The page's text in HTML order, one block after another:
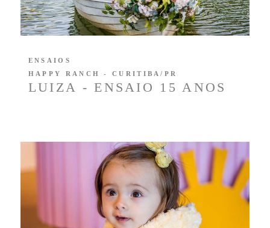
LUIZA - ENSAIO 15 ANOS
ENSAIOS
HAPPY RANCH - CURITIBA/PR